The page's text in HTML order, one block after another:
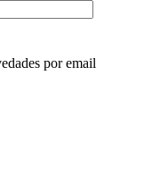
por email